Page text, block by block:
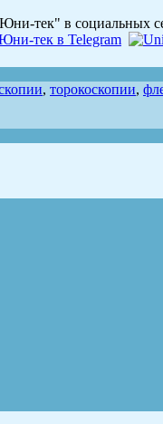
тек" в социальных
, торокоскопии,